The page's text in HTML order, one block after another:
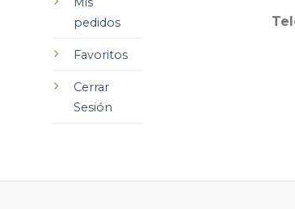
pedidos
Favoritos
Cerrar
Sesión